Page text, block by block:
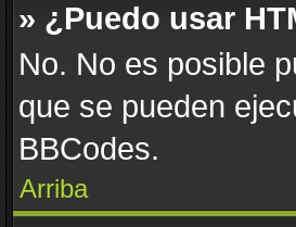
» ¿Puedo usar
No. No es posible
que se pueden
BBCodes.
Arriba